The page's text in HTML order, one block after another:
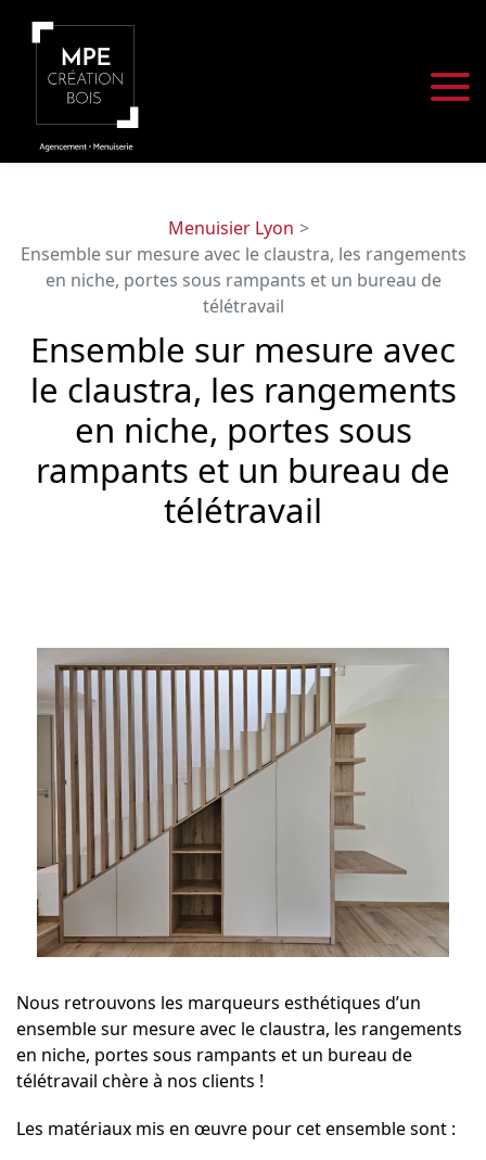
Menuisier Lyon
Ensemble sur mesure avec le claustra, les rangements
en niche, portes sous rampants et un bureau de
télétravail
Ensemble sur mesure avec
le claustra, les rangements
en niche, portes sous
rampants et un bureau de
télétravail
Nous retrouvons les marqueurs esthétiques d’un
ensemble sur mesure avec le claustra, les rangements
en niche, portes sous rampants et un bureau de
télétravail chère à nos clients !
Les matériaux mis en œuvre pour cet ensemble sont :